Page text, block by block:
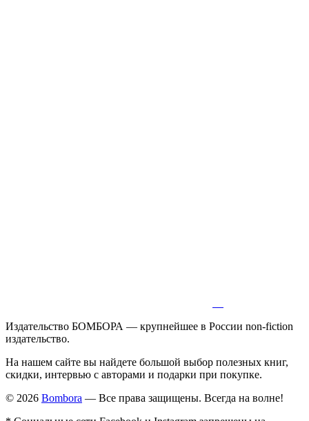
Издательство БОМБОРА — крупнейшее в России non-fiction
издательство.
На нашем сайте вы найдете большой выбор полезных книг,
скидки, интервью с авторами и подарки при покупке.
© 2026 Bombora — Все права защищены. Всегда на волне!